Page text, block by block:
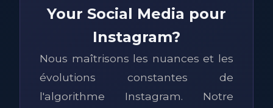
Your Social Media pour
Instagram?
Nous maîtrisons les nuances et les
évolutions constantes de
l'algorithme Instagram. Notre